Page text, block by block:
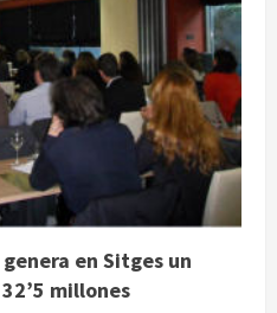
en Sitges un
millones